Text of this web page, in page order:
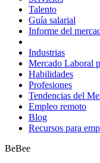
Talento
Guía salarial
Informe del
Industrias
Mercado Laboral
Habilidades
Profesiones
Tendencias del
Empleo remoto
Blog
Recursos para
BeBee